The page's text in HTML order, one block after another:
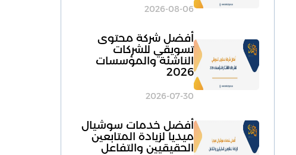
2026-08-06
أفضل شركة محتوى
تسويقي للشركات
الناشئة والمؤسسات
2026
2026-07-30
أفضل خدمات سوشيال
ميديا لزيادة المتابعين
الحقيقيين والتفاعل